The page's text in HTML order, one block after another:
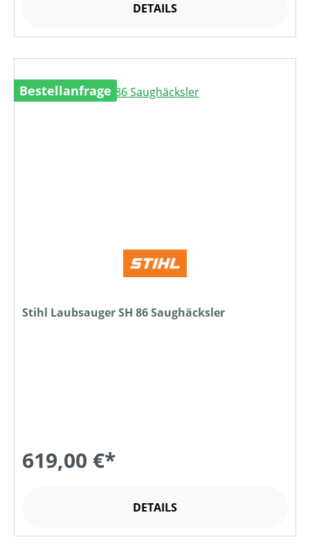
DETAILS
Bestellanfrage
Stihl Laubsauger SH 86 Saughäcksler
619,00 €*
DETAILS